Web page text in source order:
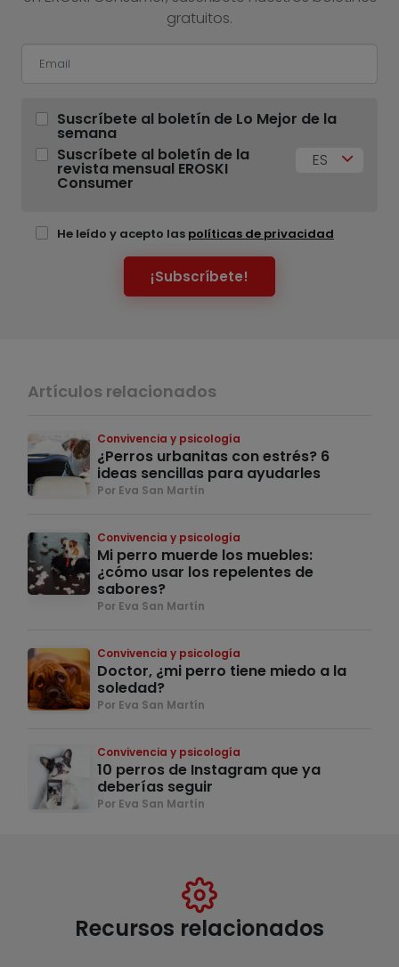
gratuitos.
Suscríbete al boletín de Lo Mejor de la
semana
Suscríbete al boletín de la
revista mensual EROSKI
Consumer
ES
He leído y acepto las políticas de privacidad
¡Subscríbete!
Artículos relacionados
Convivencia y psicología
¿Perros urbanitas con estrés? 6
ideas sencillas para ayudarles
Por Eva San Martín
Convivencia y psicología
Mi perro muerde los muebles:
¿cómo usar los repelentes de
sabores?
Por Eva San Martín
Convivencia y psicología
Doctor, ¿mi perro tiene miedo a la
soledad?
Por Eva San Martín
Convivencia y psicología
10 perros de Instagram que ya
deberías seguir
Por Eva San Martín
Recursos relacionados